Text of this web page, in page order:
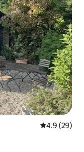
Calificación
4.9 (29)